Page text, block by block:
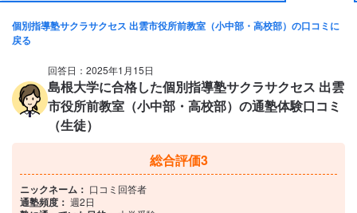
個別指導塾サクラサクセス 出雲市役所前教室（小中部・高校部）の口コミに
戻る
回答日：2025年1月15日
島根大学に合格した個別指導塾サクラサクセス 出雲
市役所前教室（小中部・高校部）の通塾体験口コミ
（生徒）
総合評価3
ニックネーム： 口コミ回答者
通塾頻度： 週2日